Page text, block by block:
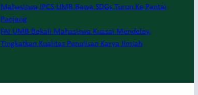
Mahasiswa IPCS UMB Bawa SDGs Turun Ke Pantai
Panjang
FAI UMB Bekali Mahasiswa Kuasai Mendeley,
Tingkatkan Kualitas Penulisan Karya Ilmiah